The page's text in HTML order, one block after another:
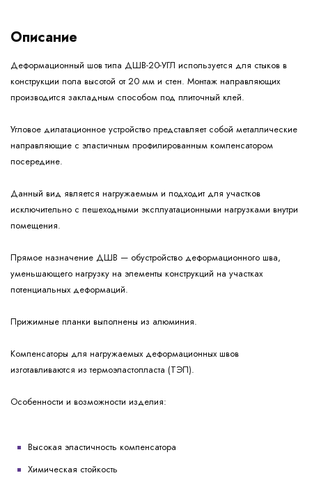
Описание
Деформационный шов типа ДШВ-20-УГЛ используется для стыков в
конструкции пола высотой от 20 мм и стен. Монтаж направляющих
производится закладным способом под плиточный клей.
Угловое дилатационное устройство представляет собой металлические
направляющие с эластичным профилированным компенсатором
посередине.
Данный вид является нагружаемым и подходит для участков
исключительно с пешеходными эксплуатационными нагрузками внутри
помещения.
Прямое назначение ДШВ — обустройство деформационного шва,
уменьшающего нагрузку на элементы конструкций на участках
потенциальных деформаций.
Прижимные планки выполнены из алюминия.
Компенсаторы для нагружаемых деформационных швов
изготавливаются из термоэластопласта (ТЭП).
Особенности и возможности изделия:
Высокая эластичность компенсатора
Химическая стойкость